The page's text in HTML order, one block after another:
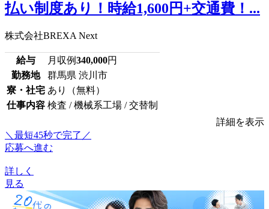
払い制度あり！時給1,600円+交通費！...
株式会社BREXA Next
給与 月収例340,000円
勤務地
群馬県 渋川市
寮・社宅 あり（無料）
仕事内容 検査 / 機械系工場 / 交替制
詳細を表示
＼最短45秒で完了／
応募へ進む
詳しく
見る